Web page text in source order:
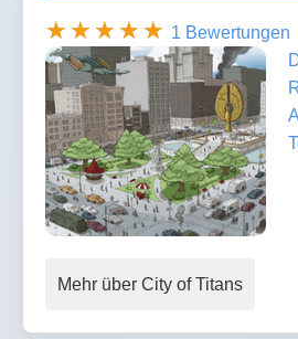
1 Bewertungen
Mehr über City of Titans